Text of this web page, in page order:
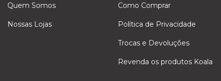
Quem Somos
Nossas Lojas
Como Comprar
Política de Privacidade
Trocas e Devoluções
Revenda os produtos Koala